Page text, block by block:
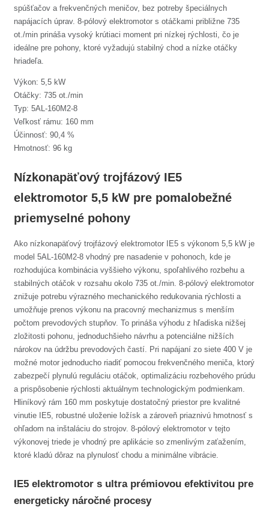
spúšťačov a frekvenčných meničov, bez potreby špeciálnych
napájacích úprav. 8-pólový elektromotor s otáčkami približne 735
ot./min prináša vysoký krútiaci moment pri nízkej rýchlosti, čo je
ideálne pre pohony, ktoré vyžadujú stabilný chod a nízke otáčky
hriadeľa.
Výkon: 5,5 kW
Otáčky: 735 ot./min
Typ: 5AL-160M2-8
Veľkosť rámu: 160 mm
Účinnosť: 90,4 %
Hmotnosť: 96 kg
Nízkonapäťový trojfázový IE5
elektromotor 5,5 kW pre pomalobežné
priemyselné pohony
Ako nízkonapäťový trojfázový elektromotor IE5 s výkonom 5,5 kW je
model 5AL-160M2-8 vhodný pre nasadenie v pohonoch, kde je
rozhodujúca kombinácia vyššieho výkonu, spoľahlivého rozbehu a
stabilných otáčok v rozsahu okolo 735 ot./min. 8-pólový elektromotor
znižuje potrebu výrazného mechanického redukovania rýchlosti a
umožňuje prenos výkonu na pracovný mechanizmus s menším
počtom prevodových stupňov. To prináša výhodu z hľadiska nižšej
zložitosti pohonu, jednoduchšieho návrhu a potenciálne nižších
nárokov na údržbu prevodových častí. Pri napájaní zo siete 400 V je
možné motor jednoducho riadiť pomocou frekvenčného meniča, ktorý
zabezpečí plynulú reguláciu otáčok, optimalizáciu rozbehového prúdu
a prispôsobenie rýchlosti aktuálnym technologickým podmienkam.
Hliníkový rám 160 mm poskytuje dostatočný priestor pre kvalitné
vinutie IE5, robustné uloženie ložísk a zároveň priaznivú hmotnosť s
ohľadom na inštaláciu do strojov. 8-pólový elektromotor v tejto
výkonovej triede je vhodný pre aplikácie so zmenlivým zaťažením,
ktoré kladú dôraz na plynulosť chodu a minimálne vibrácie.
IE5 elektromotor s ultra prémiovou efektivitou pre
energeticky náročné procesy